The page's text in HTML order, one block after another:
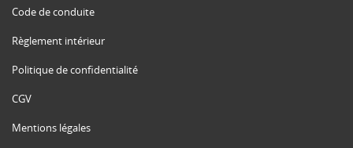
Code de conduite
Règlement intérieur
Politique de confidentialité
CGV
Mentions légales